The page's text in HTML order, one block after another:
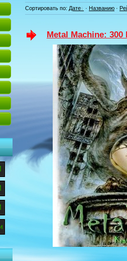
Сортировать по: Дате · Названию ·
Metal Machine: 300